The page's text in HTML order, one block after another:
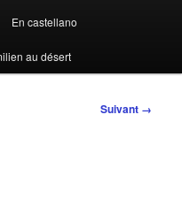
En castellano
au désert
Suivant →